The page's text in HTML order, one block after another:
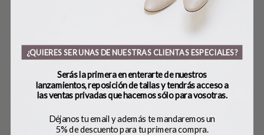
BAMBA’S OCEAN
46,00€
CINTURÓN LAZO
CHOCOLATE
99,00 €
¿QUIERES SER UNAS DE NUESTRAS CLIENTAS ESPECIALES?
Serás la primera en enterarte de nuestros
lanzamientos, reposición de tallas y tendrás acceso a
las ventas privadas que hacemos sólo para vosotras.
Déjanos tu email y además te mandaremos un
5% de descuento para tu primera compra.